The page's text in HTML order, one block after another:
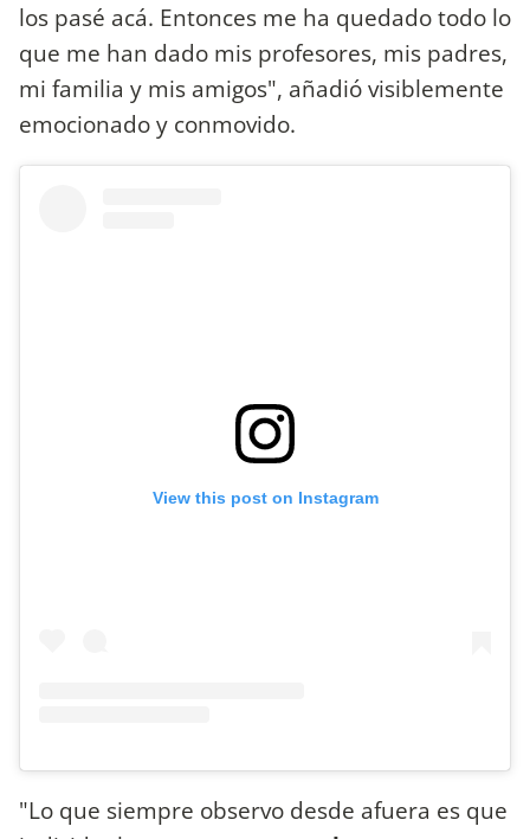
los pasé acá. Entonces me ha quedado todo lo
que me han dado mis profesores, mis padres,
mi familia y mis amigos", añadió visiblemente
emocionado y conmovido.
View this post on Instagram
"Lo que siempre observo desde afuera es que